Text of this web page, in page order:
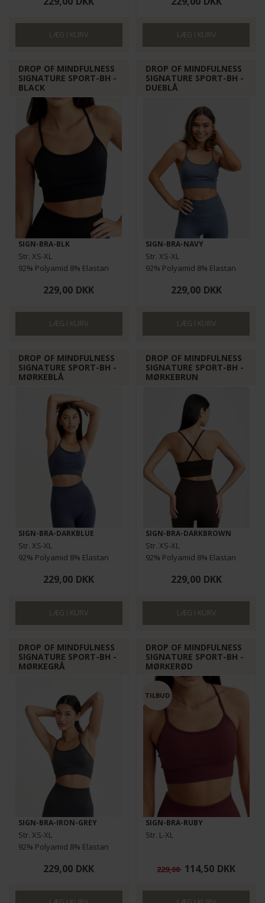
DROP OF MINDFULNESS
SIGNATURE SPORT-BH -
BLACK
SIGN-BRA-BLK
Str. XS-XL
92% Polyamid 8% Elastan
229,00 DKK
DROP OF MINDFULNESS
SIGNATURE SPORT-BH -
DUEBLÅ
SIGN-BRA-NAVY
Str. XS-XL
92% Polyamid 8% Elastan
229,00 DKK
DROP OF MINDFULNESS
SIGNATURE SPORT-BH -
MØRKEBLÅ
SIGN-BRA-DARKBLUE
Str. XS-XL
92% Polyamid 8% Elastan
229,00 DKK
DROP OF MINDFULNESS
SIGNATURE SPORT-BH -
MØRKEBRUN
SIGN-BRA-DARKBROWN
Str. XS-XL
92% Polyamid 8% Elastan
229,00 DKK
DROP OF MINDFULNESS
SIGNATURE SPORT-BH -
MØRKEGRÅ
SIGN-BRA-IRON-GREY
Str. XS-XL
92% Polyamid 8% Elastan
229,00 DKK
DROP OF MINDFULNESS
SIGNATURE SPORT-BH -
MØRKERØD
SIGN-BRA-RUBY
Str. L-XL
229,00 114,50 DKK